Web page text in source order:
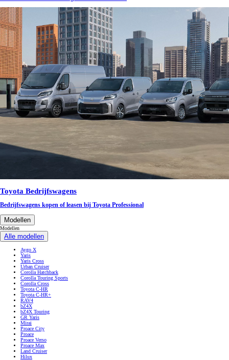
Toyota Bedrijfswagens
Bedrijfswagens kopen of leasen bij Toyota Professional
Modellen
Modellen
Alle modellen
Aygo X
Yaris
Yaris Cross
Urban Cruiser
Corolla Hatchback
Corolla Touring Sports
Corolla Cross
Toyota C-HR
Toyota C-HR+
RAV4
bZ4X
bZ4X Touring
GR Yaris
Mirai
Proace City
Proace
Proace Verso
Proace Max
Land Cruiser
Hilux